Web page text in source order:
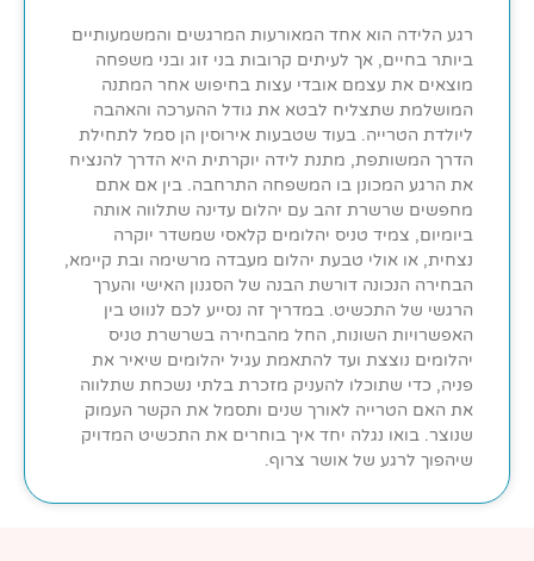
רגע הלידה הוא אחד המאורעות המרגשים והמשמעותיים
ביותר בחיים, אך לעיתים קרובות בני זוג ובני משפחה
מוצאים את עצמם אובדי עצות בחיפוש אחר המתנה
המושלמת שתצליח לבטא את גודל ההערכה והאהבה
ליולדת הטרייה. בעוד שטבעות אירוסין הן סמל לתחילת
הדרך המשותפת, מתנת לידה יוקרתית היא הדרך להנציח
את הרגע המכונן בו המשפחה התרחבה. בין אם אתם
מחפשים שרשרת זהב עם יהלום עדינה שתלווה אותה
ביומיום, צמיד טניס יהלומים קלאסי שמשדר יוקרה
נצחית, או אולי טבעת יהלום מעבדה מרשימה ובת קיימא,
הבחירה הנכונה דורשת הבנה של הסגנון האישי והערך
הרגשי של התכשיט. במדריך זה נסייע לכם לנווט בין
האפשרויות השונות, החל מהבחירה בשרשרת טניס
יהלומים נוצצת ועד להתאמת עגיל יהלומים שיאיר את
פניה, כדי שתוכלו להעניק מזכרת בלתי נשכחת שתלווה
את האם הטרייה לאורך שנים ותסמל את הקשר העמוק
שנוצר. בואו נגלה יחד איך בוחרים את התכשיט המדויק
שיהפוך לרגע של אושר צרוף.